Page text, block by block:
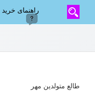
راهنمای خرید
طالع متولدین مهر